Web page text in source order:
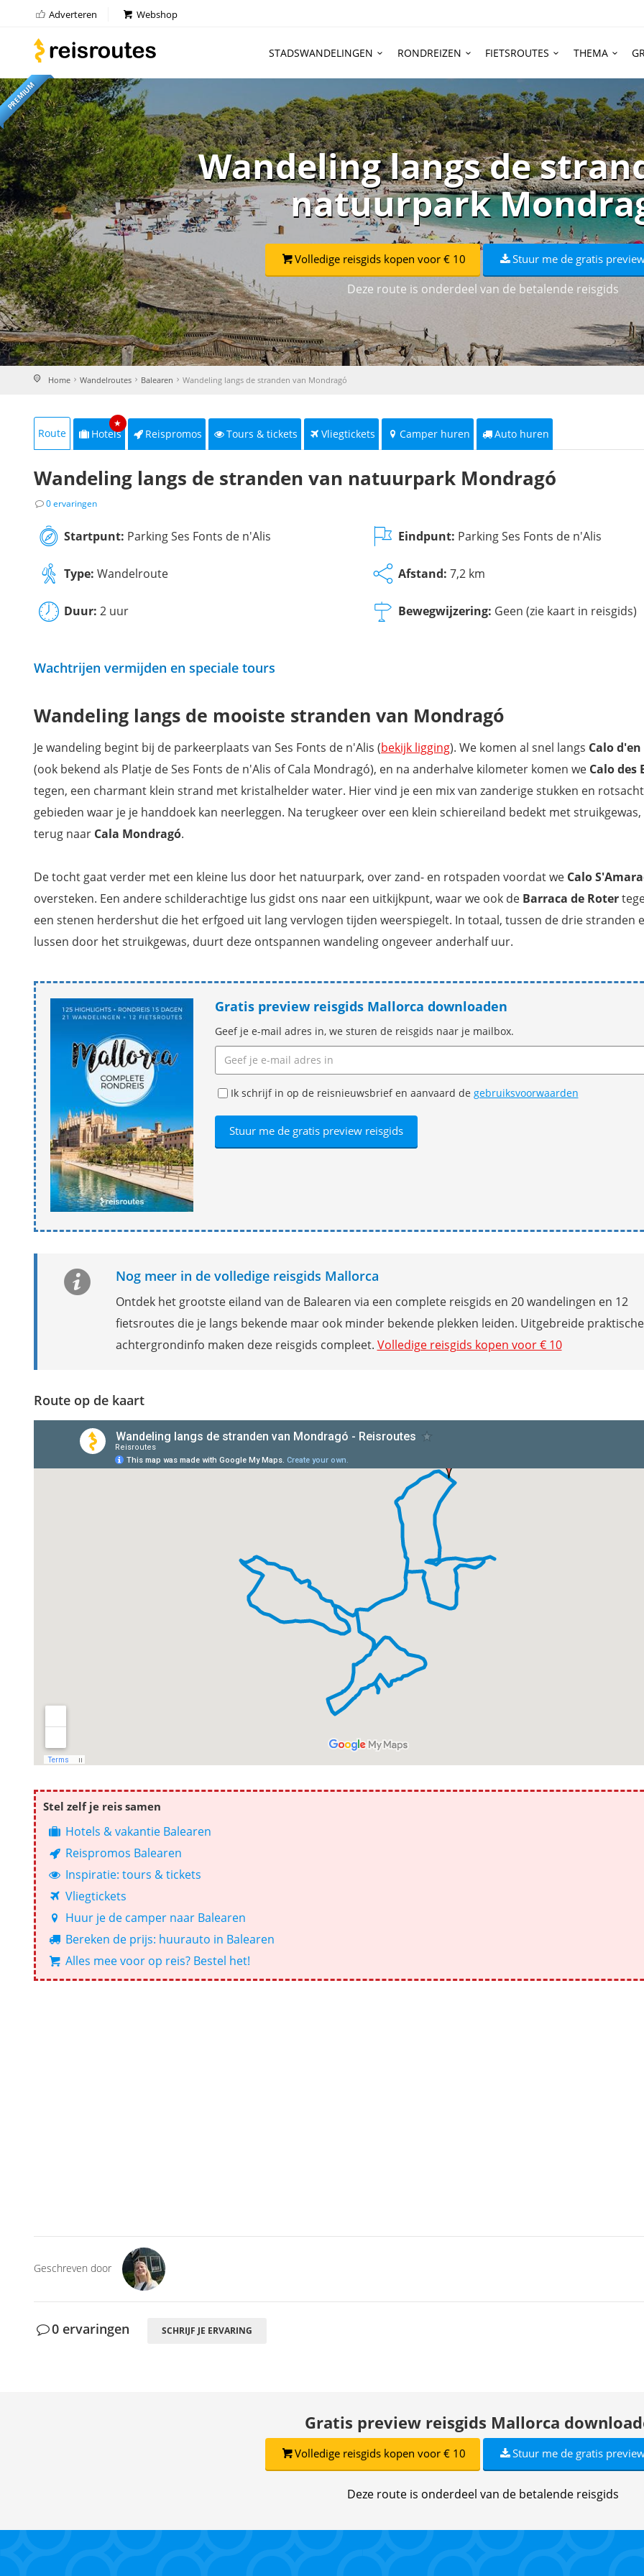
Adverteren Webshop
STADSWANDELINGEN RONDREIZEN FIETSROUTES THEMA
PREMIUM
Wandeling langs de
natuurpark
Volledige reisgids kopen voor € 10 Stuur me de gratis
Deze route is onderdeel van de betalende reisgids
Home Wandelroutes Balearen Wandeling langs de stranden van Mondragó
Route Hotels
★
Reispromos Tours & tickets Vliegtickets Camper huren Auto huren
Wandeling langs de stranden van natuurpark Mondragó
0 ervaringen
Startpunt: Parking Ses Fonts de n'Alis Eindpunt: Parking Ses Fonts de n'Alis
Type: Wandelroute Afstand: 7,2 km
Duur: 2 uur Bewegwijzering: Geen (zie kaart in reisgids)
Wachtrijen vermijden en speciale tours
Wandeling langs de mooiste stranden van Mondragó
Je wandeling begint bij de parkeerplaats van Ses Fonts de n'Alis (bekijk ligging). We komen al snel langs Calo
(ook bekend als Platje de Ses Fonts de n'Alis of Cala Mondragó), en na anderhalve kilometer komen we Calo des
tegen, een charmant klein strand met kristalhelder water. Hier vind je een mix van zanderige stukken en
gebieden waar je je handdoek kan neerleggen. Na terugkeer over een klein schiereiland bedekt met struikgewas,
terug naar Cala Mondragó.
De tocht gaat verder met een kleine lus door het natuurpark, over zand- en rotspaden voordat we Calo
oversteken. Een andere schilderachtige lus gidst ons naar een uitkijkpunt, waar we ook de Barraca de Roter
een stenen herdershut die het erfgoed uit lang vervlogen tijden weerspiegelt. In totaal, tussen de drie stranden
lussen door het struikgewas, duurt deze ontspannen wandeling ongeveer anderhalf uur.
Gratis preview reisgids Mallorca downloaden
Geef je e-mail adres in, we sturen de reisgids naar je mailbox.
Ik schrijf in op de reisnieuwsbrief en aanvaard de gebruiksvoorwaarden
Nog meer in de volledige reisgids Mallorca
Ontdek het grootste eiland van de Balearen via een complete reisgids en 20 wandelingen en 12
fietsroutes die je langs bekende maar ook minder bekende plekken leiden. Uitgebreide
achtergrondinfo maken deze reisgids compleet. Volledige reisgids kopen voor € 10
Route op de kaart
Stel zelf je reis samen
Hotels & vakantie Balearen
Reispromos Balearen
Inspiratie: tours & tickets
Vliegtickets
Huur je de camper naar Balearen
Bereken de prijs: huurauto in Balearen
Alles mee voor op reis? Bestel het!
Geschreven door
0 ervaringen SCHRIJF JE ERVARING
Gratis preview reisgids Mallorca
Volledige reisgids kopen voor € 10 Stuur me de gratis
Deze route is onderdeel van de betalende reisgids